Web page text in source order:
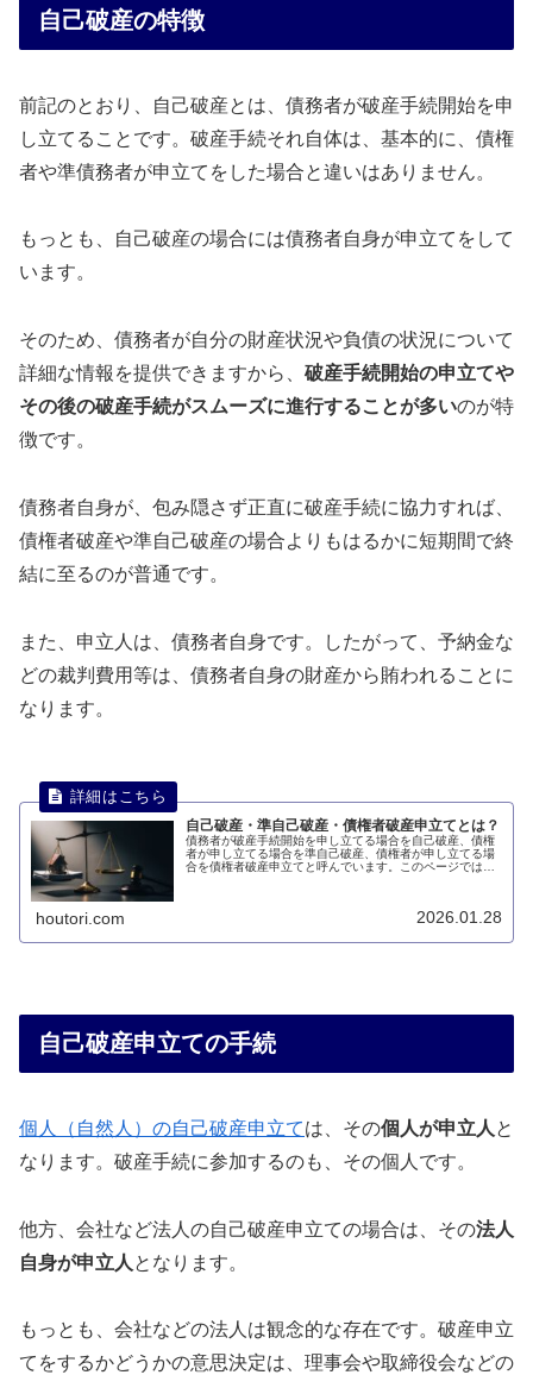
自己破産の特徴
前記のとおり、自己破産とは、債務者が破産手続開始を申
し立てることです。破産手続それ自体は、基本的に、債権
者や準債務者が申立てをした場合と違いはありません。
もっとも、自己破産の場合には債務者自身が申立てをして
います。
そのため、債務者が自分の財産状況や負債の状況について
詳細な情報を提供できますから、 破産手続開始の申立てや
その後の破産手続がスムーズに進行することが多いのが特
徴です。
債務者自身が、包み隠さず正直に破産手続に協力すれば、
債権者破産や準自己破産の場合よりもはるかに短期間で終
結に至るのが普通です。
また、申立人は、債務者自身です。したがって、予納金な
どの裁判費用等は、債務者自身の財産から賄われることに
なります。
自己破産・準自己破産・債権者破産申立てとは？
債務者が破産手続開始を申し立てる場合を自己破産、債権
者が申し立てる場合を準自己破産、債権者が申し立てる場
合を債権者破産申立てと呼んでいます。このページでは、
houtori.com 2026.01.28
自己破産申立ての手続
個人（自然人）の自己破産申立ては、その個人が申立人 と
なります。破産手続に参加するのも、その個人です。
他方、会社など法人の自己破産申立ての場合は、その法人
自身が申立人 となります。
もっとも、会社などの法人は観念的な存在です。破産申立
てをするかどうかの意思決定は、理事会や取締役会などの